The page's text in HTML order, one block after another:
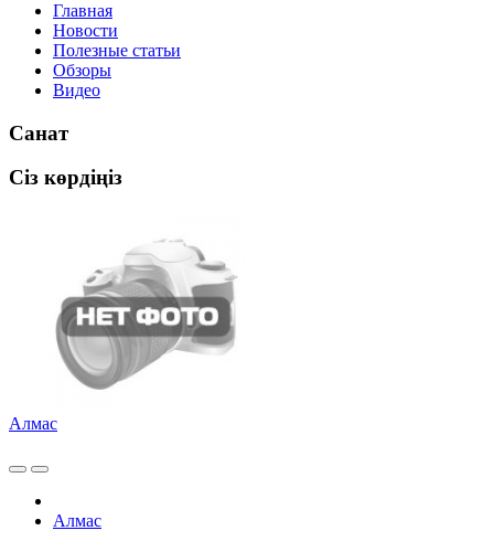
Главная
Новости
Полезные статьи
Обзоры
Видео
Санат
Сіз көрдіңіз
Алмас
Алмас